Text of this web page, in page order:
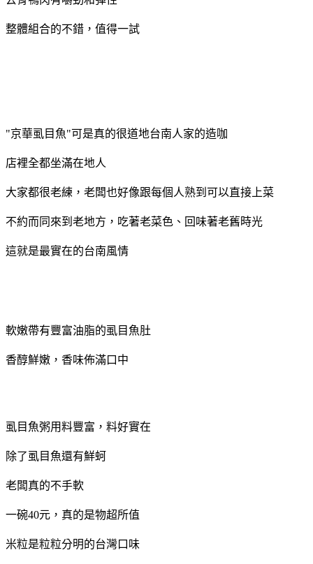
整體組合的不錯，值得一試
"京華虱目魚"可是真的很道地台南人家的造咖
店裡全都坐滿在地人
大家都很老練，老闆也好像跟每個人熟到可以直接上菜
不約而同來到老地方，吃著老菜色、回味著老舊時光
這就是最實在的台南風情
軟嫩帶有豐富油脂的虱目魚肚
香醇鮮嫩，香味佈滿口中
虱目魚粥用料豐富，料好實在
除了虱目魚還有鮮蚵
老闆真的不手軟
一碗40元，真的是物超所值
米粒是粒粒分明的台灣口味